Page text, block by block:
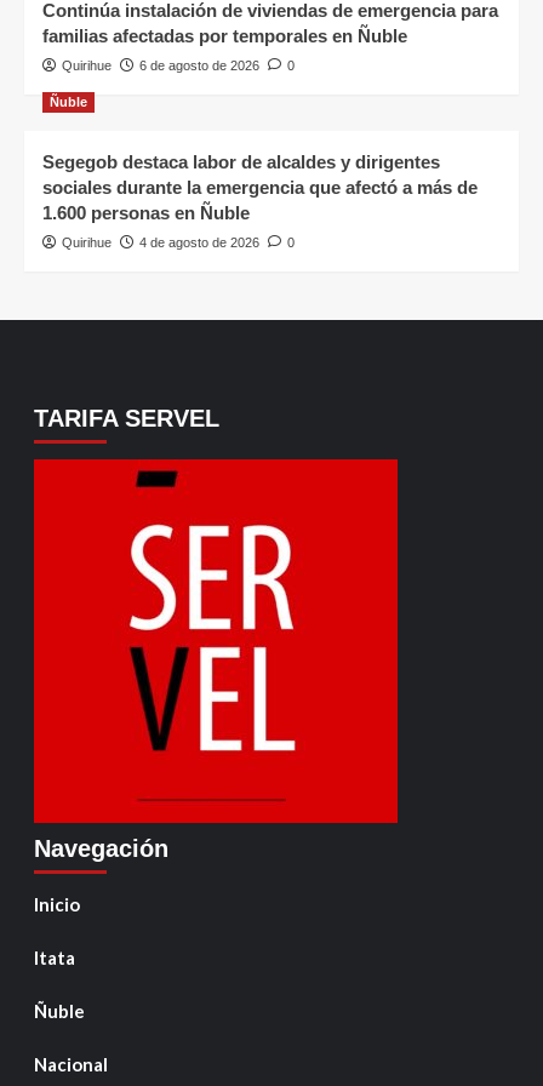
Continúa instalación de viviendas de emergencia para
familias afectadas por temporales en Ñuble
Quirihue 6 de agosto de 2026 0
Ñuble
Segegob destaca labor de alcaldes y dirigentes
sociales durante la emergencia que afectó a más de
1.600 personas en Ñuble
Quirihue 4 de agosto de 2026 0
TARIFA SERVEL
Navegación
Inicio
Itata
Ñuble
Nacional